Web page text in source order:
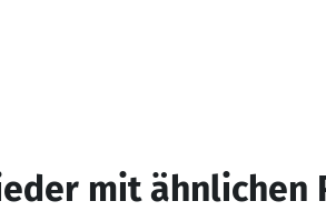
mit ähnlichen